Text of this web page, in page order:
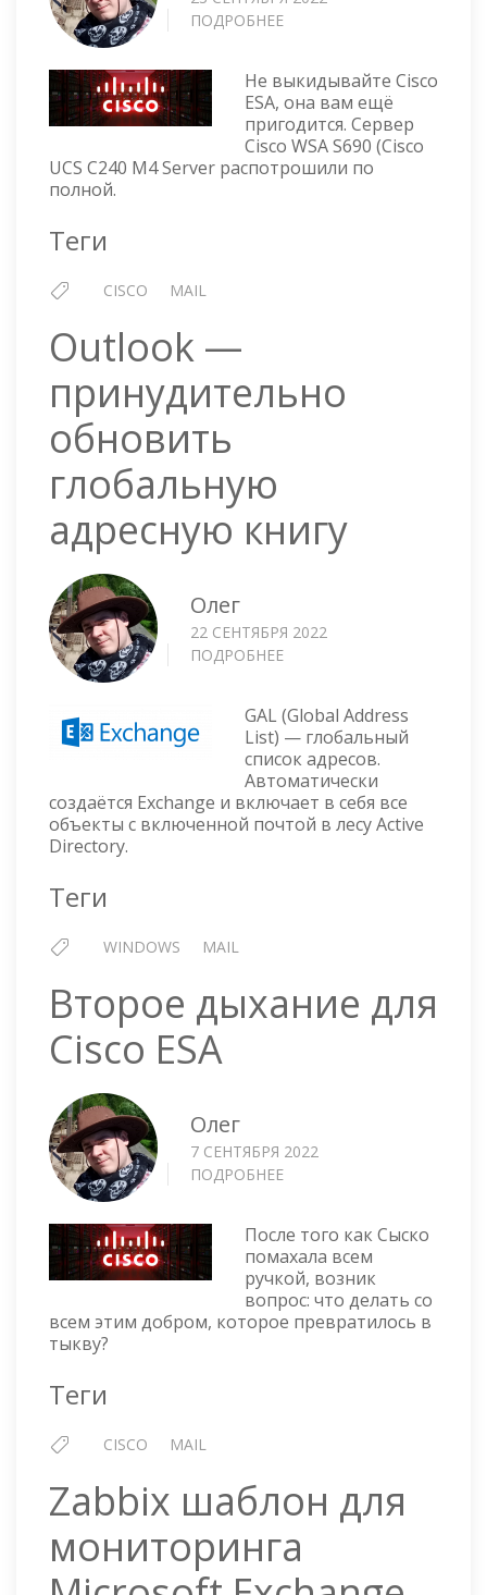
ПОДРОБНЕЕ
ДЛЯ
CISCO
ESA
Не выкидывайте Cisco
ESA, она вам ещё
пригодится. Сервер
Cisco WSA S690 (Cisco
UCS C240 M4 Server распотрошили по
полной.
Теги
CISCO MAIL
Outlook —
принудительно
обновить
глобальную
адресную книгу
Олег
22 СЕНТЯБРЯ 2022
ПОДРОБНЕЕ
ПРИНУДИТЕЛЬНО
ОБНОВИТЬ
ГЛОБАЛЬНУЮ
АДРЕСНУЮ
КНИГУ
GAL (Global Address
List) — глобальный
список адресов.
Автоматически
создаётся Exchange и включает в себя все
объекты с включенной почтой в лесу Active
Directory.
Теги
WINDOWS MAIL
Второе дыхание для
Cisco ESA
Олег
7 СЕНТЯБРЯ 2022
ПОДРОБНЕЕ
ДЛЯ
CISCO
ESA
После того как Сыско
помахала всем
ручкой, возник
вопрос: что делать со
всем этим добром, которое превратилось в
тыкву?
Теги
CISCO MAIL
Zabbix шаблон для
мониторинга